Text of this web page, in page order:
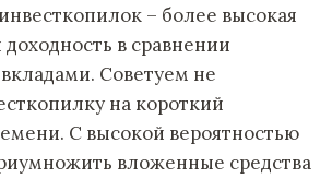
– более высокая
в сравнении
Советуем не
на короткий
С высокой вероятностью
вложенные средства